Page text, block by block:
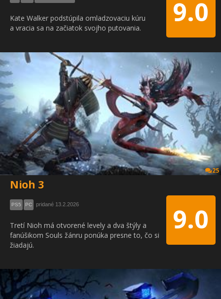
9.0
Kate Walker podstúpila omladzovaciu kúru
a vracia sa na začiatok svojho putovania.
25
Nioh 3
9.0
PS5 PC pridané 13.2.2026
Tretí Nioh má otvorené levely a dva štýly a
fanúšikom Souls žánru ponúka presne to, čo si
žiadajú.